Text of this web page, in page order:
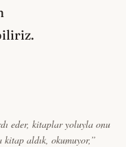
eder, kitaplar yoluyla onu
kitap aldık, okumuyor,”